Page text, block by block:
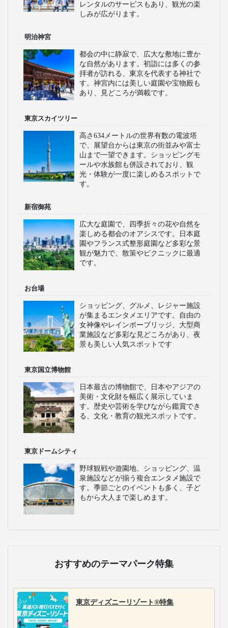
レンタルのサービスもあり、観光の楽
しみが広がります。
明治神宮
都会の中に静寂で、広大な敷地に豊か
な自然があります。初詣には多くの参
拝者が訪れる、東京を代表する神社で
す。神宮内には美しい庭園や宝物殿も
あり、見どころが満載です。
東京スカイツリー
高さ634メートルの世界有数の電波塔
で、展望台からは東京の街並みや富士
山まで一望できます。ショッピングモ
ールや水族館も併設されており、観
光・体験が一度に楽しめるスポットで
す。
新宿御苑
広大な庭園で、四季折々の花や自然を
楽しめる都会のオアシスです。日本庭
園やフランス式整形庭園など多彩な景
観が魅力で、散策やピクニックに最適
です。
お台場
ショッピング、グルメ、レジャー施設
が集まるエンタメエリアです。自由の
女神像やレインボーブリッジ、大型商
業施設など多彩な見どころがあり、夜
景も美しい人気スポットです
東京国立博物館
日本最古の博物館で、日本やアジアの
美術・文化財を幅広く展示していま
す。歴史や芸術を学びながら鑑賞でき
る、文化・教育の観光スポットです。
東京ドームシティ
野球観戦や遊園地、ショッピング、温
泉施設などが揃う複合エンタメ施設で
す。季節ごとのイベントも多く、子ど
もから大人まで楽しめます。
おすすめのテーマパーク特集
東京ディズニーリゾート®特集